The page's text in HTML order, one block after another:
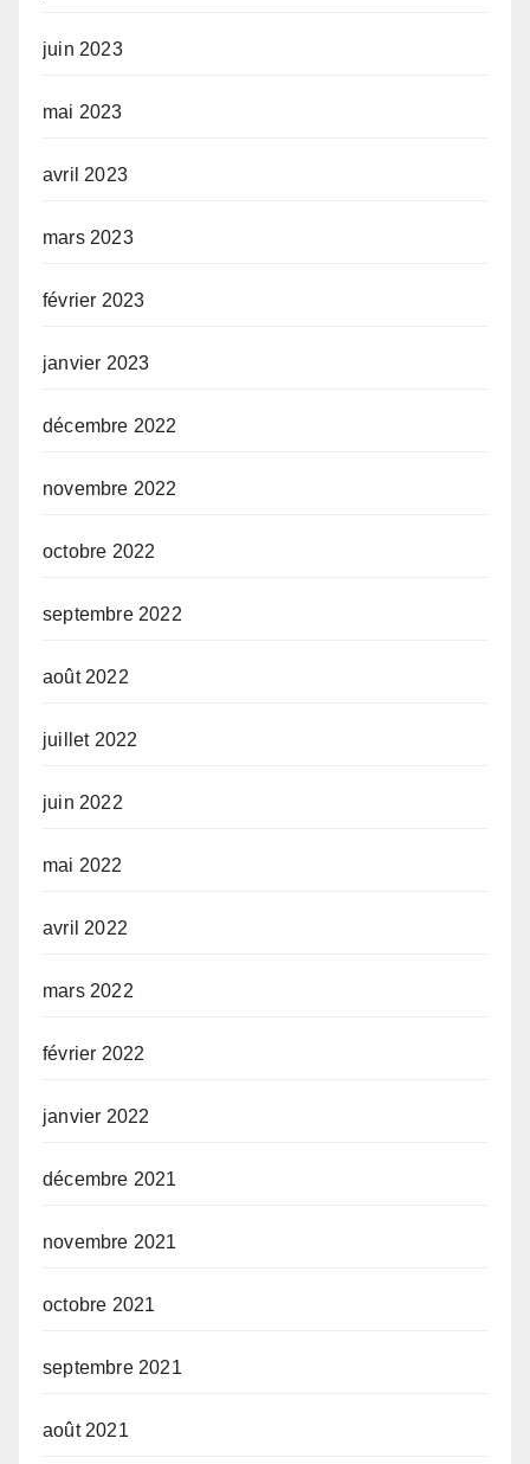
juin 2023
mai 2023
avril 2023
mars 2023
février 2023
janvier 2023
décembre 2022
novembre 2022
octobre 2022
septembre 2022
août 2022
juillet 2022
juin 2022
mai 2022
avril 2022
mars 2022
février 2022
janvier 2022
décembre 2021
novembre 2021
octobre 2021
septembre 2021
août 2021